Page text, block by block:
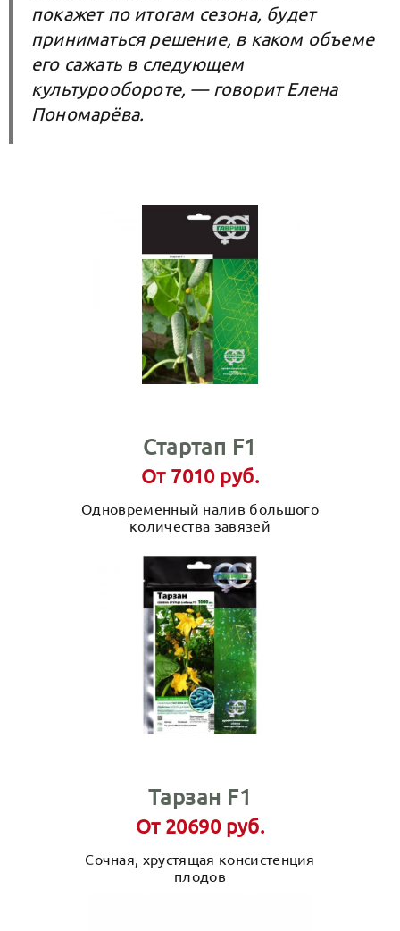
покажет по итогам сезона, будет
приниматься решение, в каком объеме
его сажать в следующем
культурообороте, — говорит Елена
Пономарёва.
Стартап F1
От 7010 руб.
Одновременный налив большого
количества завязей
Тарзан F1
От 20690 руб.
Сочная, хрустящая консистенция
плодов